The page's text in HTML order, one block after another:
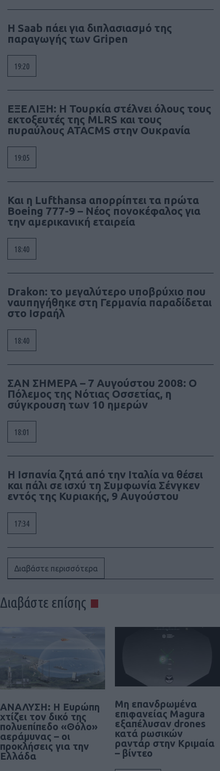
H Saab πάει για διπλασιασμό της
παραγωγής των Gripen
19:20
ΕΞΕΛΙΞΗ: H Τουρκία στέλνει όλους τους
εκτοξευτές της MLRS και τους
πυραύλους ATACMS στην Ουκρανία
19:05
Και η Lufthansa απορρίπτει τα πρώτα
Boeing 777-9 – Νέος πονοκέφαλος για
την αμερικανική εταιρεία
18:40
Drakon: το μεγαλύτερο υποβρύχιο που
ναυπηγήθηκε στη Γερμανία παραδίδεται
στο Ισραήλ
18:40
ΣΑΝ ΣΗΜΕΡΑ – 7 Αυγούστου 2008: Ο
Πόλεμος της Νότιας Οσσετίας, η
σύγκρουση των 10 ημερών
18:01
Η Ισπανία ζητά από την Ιταλία να θέσει
και πάλι σε ισχύ τη Συμφωνία Σένγκεν
εντός της Κυριακής, 9 Αυγούστου
17:34
Διαβάστε περισσότερα
Διαβάστε επίσης
ΑΝΑΛΥΣΗ: Η Ευρώπη
χτίζει τον δικό της
πολυεπίπεδο «Θόλο»
αεράμυνας – οι
προκλήσεις για την
Ελλάδα
Μη επανδρωμένα
επιφανείας Magura
εξαπέλυσαν drones
κατά ρωσικών
ραντάρ στην Κριμαία
– βίντεο